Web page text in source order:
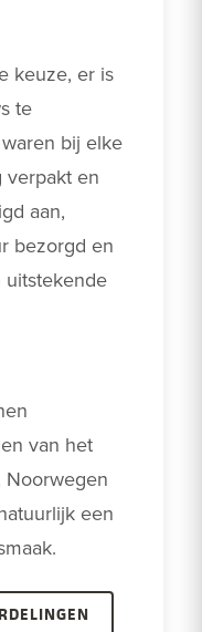
keuze, er is
te
bij elke
verpakt en
aan,
bezorgd en
uitstekende
van het
Noorwegen
een